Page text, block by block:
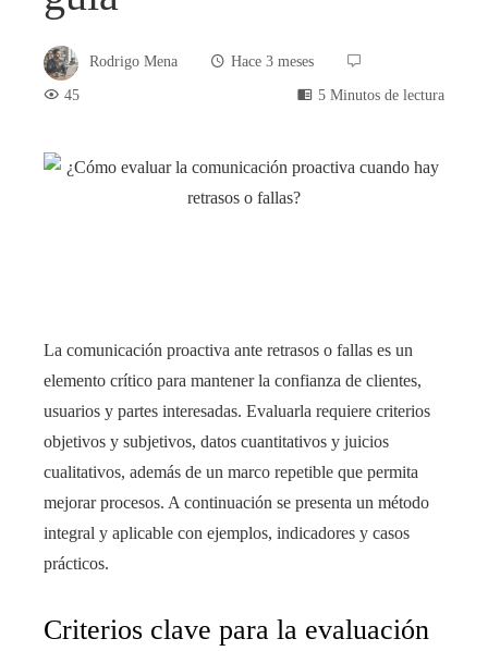
Rodrigo Mena
Hace 3 meses
45
5 Minutos de lectura
La comunicación proactiva ante retrasos o fallas es un
elemento crítico para mantener la confianza de clientes,
usuarios y partes interesadas. Evaluarla requiere criterios
objetivos y subjetivos, datos cuantitativos y juicios
cualitativos, además de un marco repetible que permita
mejorar procesos. A continuación se presenta un método
integral y aplicable con ejemplos, indicadores y casos
prácticos.
Criterios clave para la evaluación